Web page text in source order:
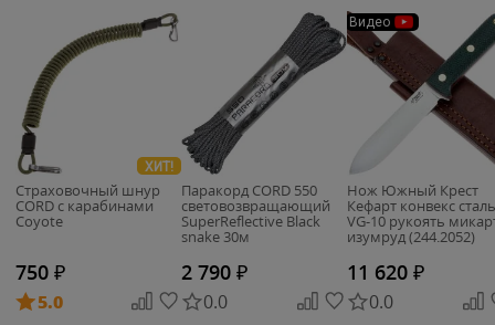
ХИТ!
Страховочный шнур
CORD с карабинами
Coyote
750 ₽
5.0
Паракорд CORD 550
световозвращающий
SuperReflective Black
snake 30м
2 790 ₽
0.0
Видео
Нож Южный Крест
Кефарт конвекс сталь
VG-10 рукоять
изумруд (244.2052)
11 620 ₽
0.0